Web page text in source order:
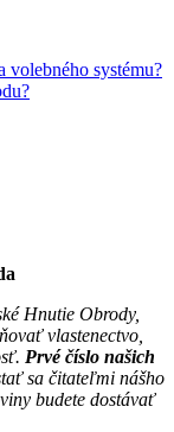
systému?
Hnutie Obrody,
vlastenectvo,
Prvé číslo našich
sa čitateľmi nášho
budete dostávať